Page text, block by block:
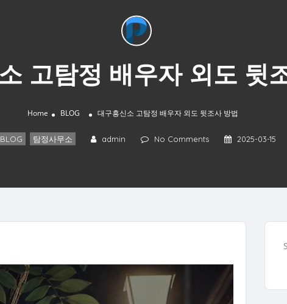
고탐정 배우자 외도 뒷
Home BLOG 대구흥신소 고탐정 배우자 외도 뒷조사 방법
BLOG 탐정사무소 admin No Comments 2025-03-15